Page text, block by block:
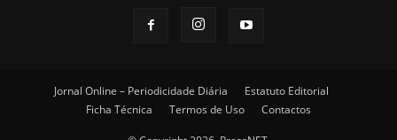
Jornal Online – Periodicidade Diária
Estatuto Editorial
Ficha Técnica
Termos de Uso Contactos